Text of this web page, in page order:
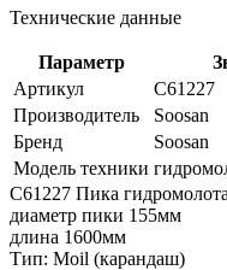
Технические данные
Параметр
Артикул
C61227
Производитель
Soosan
Бренд
Soosan
Модель техники
C61227 Пика
диаметр пики 155мм
длина 1600мм
Тип: Moil (карандаш)